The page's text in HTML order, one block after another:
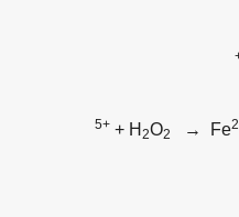
5+ + H2O2→ Fe
O